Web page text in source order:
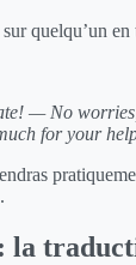
quelqu’un en
— No
for your